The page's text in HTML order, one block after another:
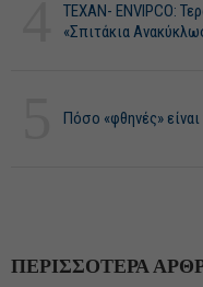
ΤΕΧΑΝ- ENVIPCO:
«Σπιτάκια
Πόσο «φθηνές»
ΠΕΡΙΣΣΟΤΕΡΑ